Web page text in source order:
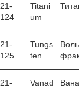
21-
124
Titani
um
21-
125
Tungs
ten
Воль
21-
Vanad